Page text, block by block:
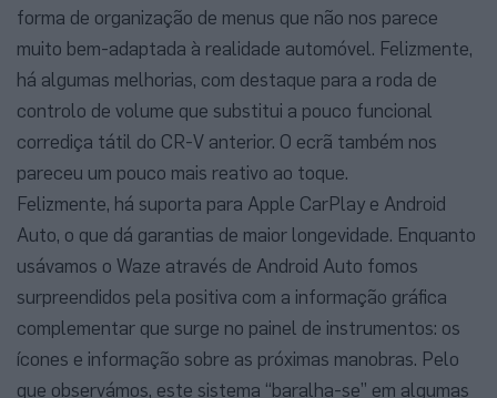
forma de organização de menus que não nos parece
muito bem-adaptada à realidade automóvel. Felizmente,
há algumas melhorias, com destaque para a roda de
controlo de volume que substitui a pouco funcional
corrediça tátil do CR-V anterior. O ecrã também nos
pareceu um pouco mais reativo ao toque.
Felizmente, há suporta para Apple CarPlay e Android
Auto, o que dá garantias de maior longevidade. Enquanto
usávamos o Waze através de Android Auto fomos
surpreendidos pela positiva com a informação gráfica
complementar que surge no painel de instrumentos: os
ícones e informação sobre as próximas manobras. Pelo
que observámos, este sistema “baralha-se” em algumas